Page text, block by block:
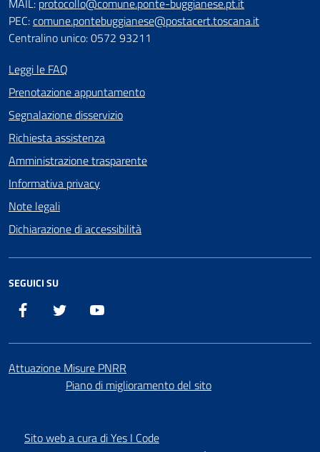
PEC:comune.pontebuggianese@postacert.toscana.it
Centralino unico: 0572 93211
Leggi le FAQ
Prenotazione appuntamento
Segnalazione disservizio
Richiesta assistenza
Amministrazione trasparente
Informativa privacy
Note legali
Dichiarazione di accessibilità
SEGUICI SU
Facebook
Attuazione Misure PNRR
Piano di miglioramento del sito
Sito web a cura di Yes I Code